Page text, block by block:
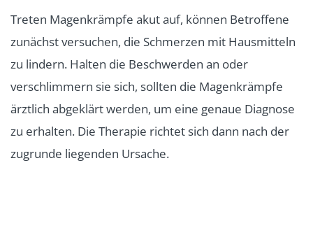
Treten Magenkrämpfe akut auf, können Betroffene
zunächst versuchen, die Schmerzen mit Hausmitteln
zu lindern. Halten die Beschwerden an oder
verschlimmern sie sich, sollten die Magenkrämpfe
ärztlich abgeklärt werden, um eine genaue Diagnose
zu erhalten. Die Therapie richtet sich dann nach der
zugrunde liegenden Ursache.